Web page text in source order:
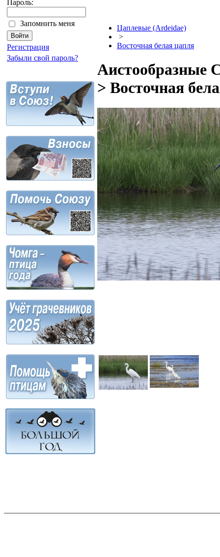
Пароль:
Запомнить меня
Регистрация
Забыли свой пароль?
Цаплевые (Ardeidae)
>
Восточная белая цапля
Аистообразные
> Восточная